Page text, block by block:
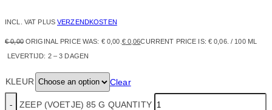
INCL. VAT PLUSVERZENDKOSTEN
€0,00 ORIGINAL PRICE WAS: € 0,00. €0,06CURRENT PRICE IS: € 0,06. / 100 ML
LEVERTIJD: 2 – 3 DAGEN
KLEUR Clear
ZEEP (VOETJE) 85 G QUANTITY